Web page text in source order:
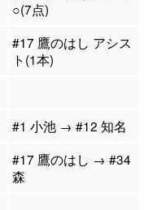
○(7点)
#17 鷹のはし アシス
ト(1本)
#1 小池 → #12 知名
#17 鷹のはし → #34
森